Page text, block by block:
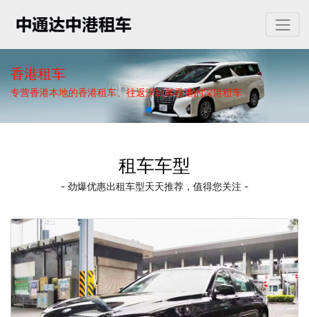
香港租车
专营香港本地的香港租车、往返深圳和香港的深港租车
租车车型
- 劲爆优惠出租车型天天推荐，值得您关注 -